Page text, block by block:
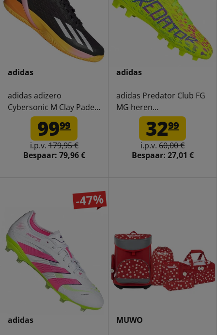
adidas
adidas adizero
Cybersonic M Clay Padel
Tennisschoenen IF0437
9999
i.p.v.179,95 €
Bespaar: 79,96 €
adidas
adidas Predator Club FG
MG heren
voetbalschoenen ID1324
3299
i.p.v. 60,00 €
Bespaar: 27,01 €
-47%
adidas MUWO